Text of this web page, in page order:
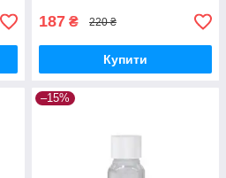
187 ₴ 220 ₴
Купити
–15%